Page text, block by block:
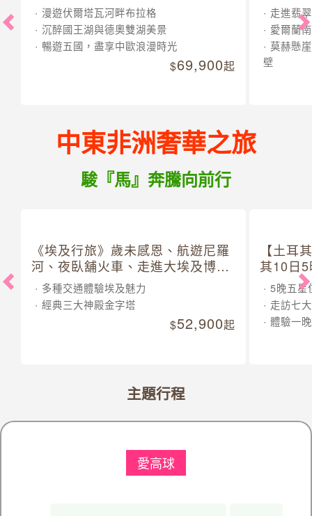
漫遊伏爾塔瓦河畔布拉格
沉醉國王湖與德奧雙湖美景
暢遊五國，盡享中歐浪漫時光
69,900起
走進翡
愛爾蘭
莫赫懸
壁
中東非洲奢華之旅
駿『馬』奔騰向前行
《埃及行旅》歲未感恩、航遊尼羅
河、夜臥舖火車、走進大埃及博物
館 10 日
多種交通體驗埃及魅力
經典三大神殿金字塔
52,900起
【土耳
其10日
5晚五星
走訪七
體驗一
愛高球
主題行程